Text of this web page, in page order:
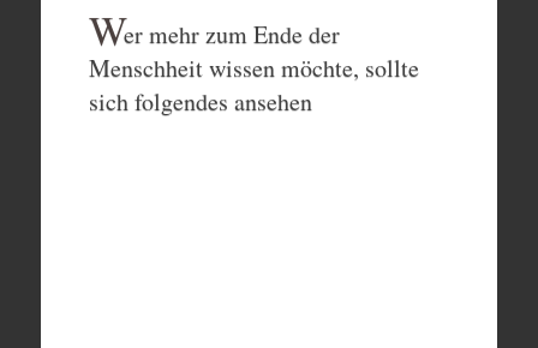
Wer mehr zum Ende der
Menschheit wissen möchte, sollte
sich folgendes ansehen